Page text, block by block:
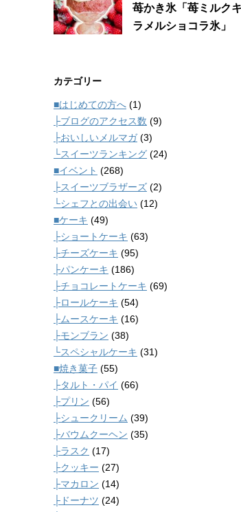
苺かき氷「苺ミルク
ラメルショコラ氷」
カテゴリー
■はじめての方へ (1)
├ブログのアクセス数 (9)
├おいしいメルマガ(3)
└スイーツランキング (24)
■イベント (268)
├スイーツブラザーズ (2)
└シェフとの出会い (12)
■ケーキ (49)
├ショートケーキ (63)
├チーズケーキ (95)
├パンケーキ (186)
├チョコレートケーキ (69)
├ロールケーキ (54)
├ムースケーキ (16)
├モンブラン (38)
└スペシャルケーキ (31)
■焼き菓子 (55)
├タルト・パイ (66)
├プリン (56)
├シュークリーム (39)
├バウムクーヘン (35)
├ラスク (17)
├クッキー (27)
├マカロン (14)
├ドーナツ (24)